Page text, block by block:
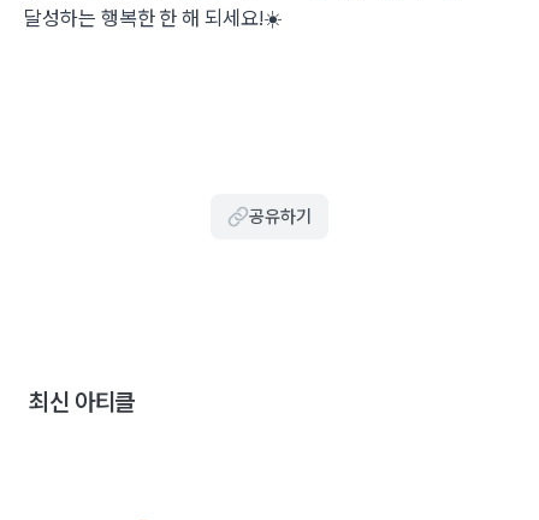
달성하는 행복한 한 해 되세요!☀️
공유하기
최신 아티클